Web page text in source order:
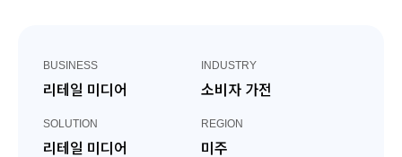
BUSINESS
리테일 미디어
INDUSTRY
소비자 가전
SOLUTION
리테일 미디어
REGION
미주